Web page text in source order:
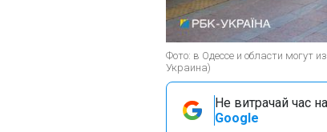
Фото: в Одессе и области могут
Украина)
Не витрачай час
Google